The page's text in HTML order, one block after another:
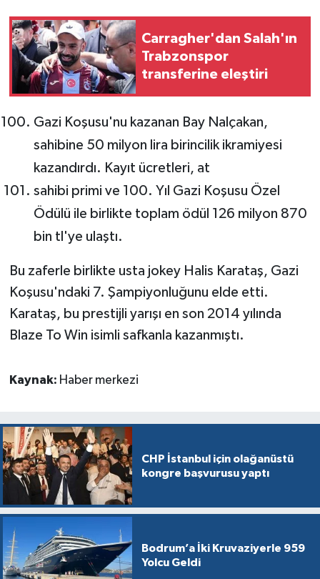
Carragher'dan Salah'ın
Trabzonspor
transferine eleştiri
Gazi Koşusu'nu kazanan Bay Nalçakan,
sahibine 50 milyon lira birincilik ikramiyesi
kazandırdı. Kayıt ücretleri, at
sahibi primi ve 100. Yıl Gazi Koşusu Özel
Ödülü ile birlikte toplam ödül 126 milyon 870
bin tl'ye ulaştı.
Bu zaferle birlikte usta jokey Halis Karataş, Gazi
Koşusu'ndaki 7. Şampiyonluğunu elde etti.
Karataş, bu prestijli yarışı en son 2014 yılında
Blaze To Win isimli safkanla kazanmıştı.
Kaynak: Haber merkezi
CHP İstanbul için olağanüstü
kongre başvurusu yaptı
Bodrum’a İki Kruvaziyerle 959
Yolcu Geldi